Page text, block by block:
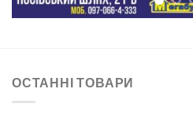
ОСТАННІ ТОВАРИ